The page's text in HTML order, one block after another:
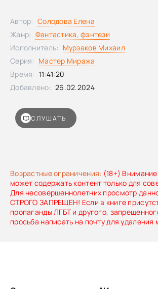
обмануть, но и у них сложные
удержаться от мести, узнав, при помощи
убийца? Вы бы смогли придумать
заставить человека что-то сделать или
от всех город? Какое решение
неизвестной силой, подчиниться ей
человека? Как узнать, лгут ли
другое.Мастер миража может
и мир людей. И отменить эти решения
За все ошибки будет расплата…
Возрастные ограничения: (18+)
может содержать контент только для
Для несовершеннолетних просмотр
СТРОГО ЗАПРЕЩЕН! Если в книге
пропаганды ЛГБТ и другого,
просьба написать на почту для удаления
СЛУШАТЬ
Автор: Солодова Елена
Жанр: Фантастика, фэнтези
Исполнитель: Мурзаков Михаил
Серия: Мастер Миража
Время: 11:41:20
Добавлено: 26.02.2024